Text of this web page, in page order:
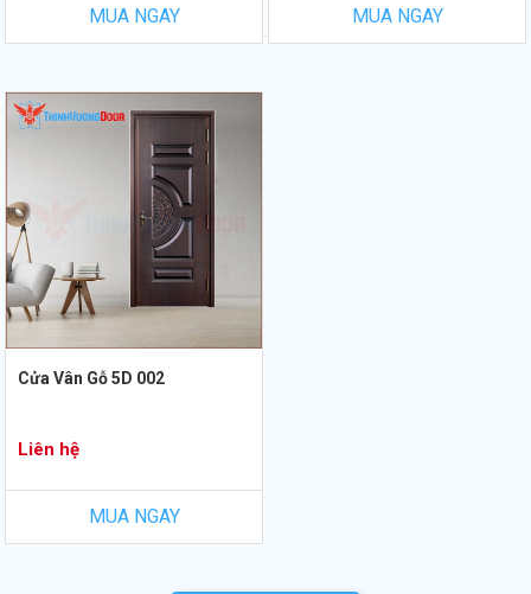
MUA NGAY MUA NGAY
Cửa Vân Gỗ 5D 002
Liên hệ
MUA NGAY